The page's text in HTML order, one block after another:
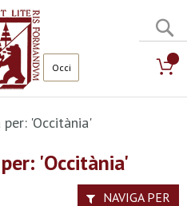
'Occitània'
'Occitània'
NAVIGA PER